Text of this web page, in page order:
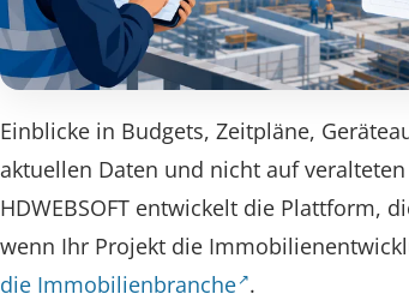
Einblicke in Budgets, Zeitpläne,
aktuellen Daten und nicht auf
HDWEBSOFT entwickelt die Plattform,
wenn Ihr Projekt die
die Immobilienbranche .